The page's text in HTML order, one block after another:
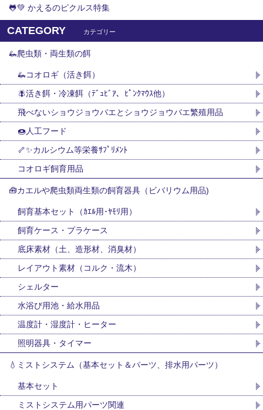
🐸💚 かえるのピクルス特集
CATEGORY カテゴリー
🦗爬虫類・両生類の餌
🦗コオロギ（活き餌）
🪰活き餌・冷凍餌（ﾃﾞｭﾋﾞｱ、ﾋﾟﾝｸﾏｳｽ他）
飛べないショウジョウバエとショウジョウバエ繁殖用品
🍩人工フード
🦴✨カルシウム等栄養ｻﾌﾟﾘﾒﾝﾄ
コオロギ飼育用品
🧰カエルや爬虫類両生類の飼育器具（ビバリウム用品)
飼育基本セット（ｶｴﾙ用･ﾔﾓﾘ用）
飼育ケース・プラケース
底床素材（土、造形材、消臭材）
レイアウト素材（コルク・流木）
シェルター
水浴び用池・給水用品
温度計・湿度計・ヒーター
照明器具・タイマー
💧ミストシステム（基本セット＆パーツ、排水用パーツ）
基本セット
ミストシステム用パーツ関連